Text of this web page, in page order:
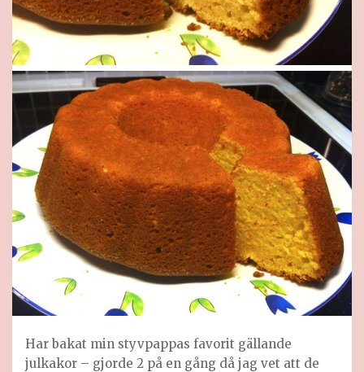
Har bakat min styvpappas favorit gällande
julkakor – gjorde 2 på en gång då jag vet att de